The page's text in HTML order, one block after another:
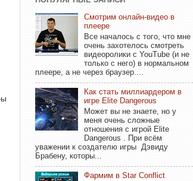
Смотрим онлайн-видео в
плеере
Все началось с того, что мне
очень захотелось смотреть
видеоролики с YouTube (и не
только с него) в нормальном
плеере, а не через браузер....
Как стать миллиардером в
игре Elite Dangerous
Может вы не знаете, но у
меня очень сложные
отношения с игрой Elite
Dangerous . При всём
уважении к создателю игры Дэвиду
Брабену, которы...
Фармим в Star Conflict